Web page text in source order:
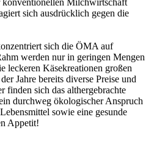
konventionellen Milchwirtschaft
sich ausdrücklich gegen die
sich die ÖMA auf
werden nur in geringen Mengen
leckeren Käsekreationen großen
Jahre bereits diverse Preise und
finden sich das althergebrachte
durchweg ökologischer Anspruch
sowie eine gesunde
Appetit!